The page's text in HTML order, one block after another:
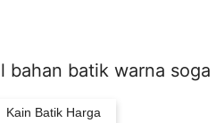
bahan batik warna soga
Kain Batik Harga